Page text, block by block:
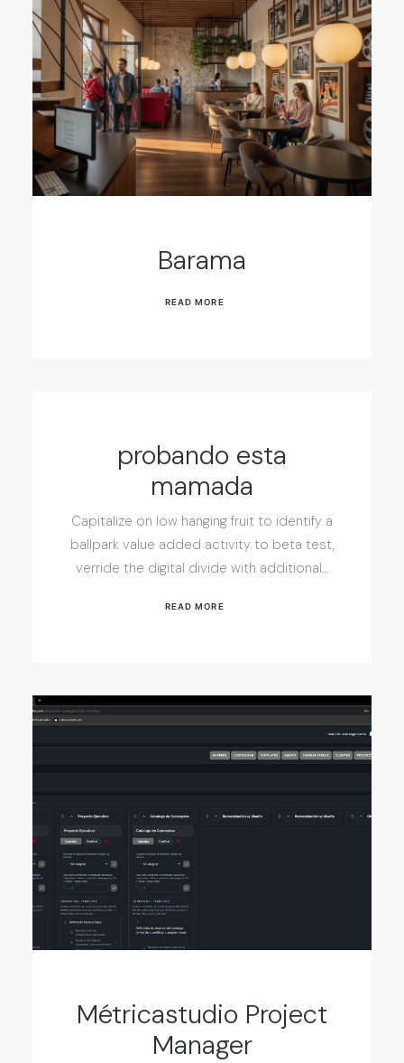
Barama
READ MORE
probando esta
mamada
Capitalize on low hanging fruit to identify a
ballpark value added activity to beta test,
verride the digital divide with additional…
READ MORE
Métricastudio Project
Manager